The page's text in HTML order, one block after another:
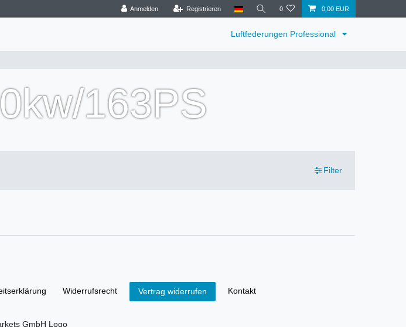
Anmelden Registrieren 0 0,00 EUR
Luftfederungen Professional
163PS
Filter
Widerrufs­recht Vertrag widerrufen Kontakt